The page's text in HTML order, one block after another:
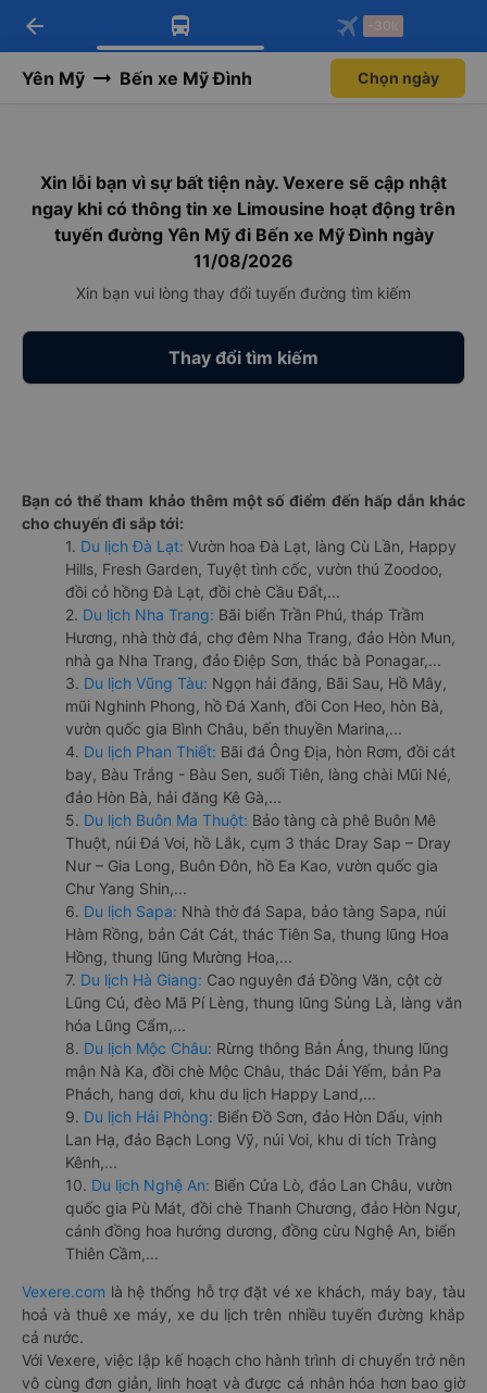
Tải app Vexere ngay!
Nhận ưu đãi thành viên độc
Mở app
Tải app Vexere
-30k/ghế khi đặt vé máy bay qua
Mở app
arrow_back -30k
Yên Mỹ Bến xe Mỹ Đình Chọn ngày
Xin lỗi bạn vì sự bất tiện này. Vexere sẽ cập nhật
ngay khi có thông tin xe Limousine hoạt động trên
tuyến đường Yên Mỹ đi Bến xe Mỹ Đình ngày
11/08/2026
Xin bạn vui lòng thay đổi tuyến đường tìm kiếm
Thay đổi tìm kiếm
Bạn có thể tham khảo thêm một số điểm đến hấp dẫn khác
cho chuyến đi sắp tới:
1. Du lịch Đà Lạt: Vườn hoa Đà Lạt, làng Cù Lần, Happy
Hills, Fresh Garden, Tuyệt tình cốc, vườn thú Zoodoo,
đồi cỏ hồng Đà Lạt, đồi chè Cầu Đất,...
2. Du lịch Nha Trang: Bãi biển Trần Phú, tháp Trầm
Hương, nhà thờ đá, chợ đêm Nha Trang, đảo Hòn Mun,
nhà ga Nha Trang, đảo Điệp Sơn, thác bà Ponagar,...
3. Du lịch Vũng Tàu: Ngọn hải đăng, Bãi Sau, Hồ Mây,
mũi Nghinh Phong, hồ Đá Xanh, đồi Con Heo, hòn Bà,
vườn quốc gia Bình Châu, bến thuyền Marina,...
4. Du lịch Phan Thiết: Bãi đá Ông Địa, hòn Rơm, đồi cát
bay, Bàu Trắng - Bàu Sen, suối Tiên, làng chài Mũi Né,
đảo Hòn Bà, hải đăng Kê Gà,...
5. Du lịch Buôn Ma Thuột: Bảo tàng cà phê Buôn Mê
Thuột, núi Đá Voi, hồ Lắk, cụm 3 thác Dray Sap – Dray
Nur – Gia Long, Buôn Đôn, hồ Ea Kao, vườn quốc gia
Chư Yang Shin,...
6. Du lịch Sapa: Nhà thờ đá Sapa, bảo tàng Sapa, núi
Hàm Rồng, bản Cát Cát, thác Tiên Sa, thung lũng Hoa
Hồng, thung lũng Mường Hoa,...
7. Du lịch Hà Giang: Cao nguyên đá Đồng Văn, cột cờ
Lũng Cú, đèo Mã Pí Lèng, thung lũng Sủng Là, làng văn
hóa Lũng Cẩm,...
8. Du lịch Mộc Châu: Rừng thông Bản Áng, thung lũng
mận Nà Ka, đồi chè Mộc Châu, thác Dải Yếm, bản Pa
Phách, hang dơi, khu du lịch Happy Land,...
9. Du lịch Hải Phòng: Biển Đồ Sơn, đảo Hòn Dấu, vịnh
Lan Hạ, đảo Bạch Long Vỹ, núi Voi, khu di tích Tràng
Kênh,...
10. Du lịch Nghệ An: Biển Cửa Lò, đảo Lan Châu, vườn
quốc gia Pù Mát, đồi chè Thanh Chương, đảo Hòn Ngư,
cánh đồng hoa hướng dương, đồng cừu Nghệ An, biển
Thiên Cầm,...
Vexere.com là hệ thống hỗ trợ đặt vé xe khách, máy bay, tàu
hoả và thuê xe máy, xe du lịch trên nhiều tuyến đường khắp
cả nước.
Với Vexere, việc lập kế hoạch cho hành trình di chuyển trở nên
vô cùng đơn giản, linh hoạt và được cá nhân hóa hơn bao giờ